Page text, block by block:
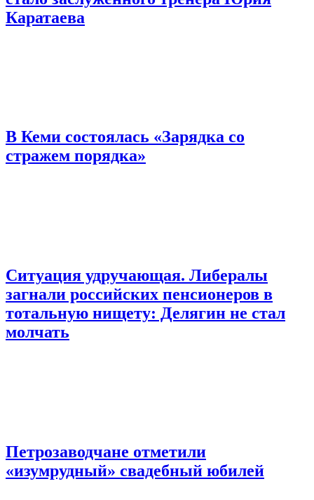
Каратаева
В Кеми состоялась «Зарядка со
стражем порядка»
Ситуация удручающая. Либералы
загнали российских пенсионеров в
тотальную нищету: Делягин не стал
молчать
Петрозаводчане отметили
«изумрудный» свадебный юбилей